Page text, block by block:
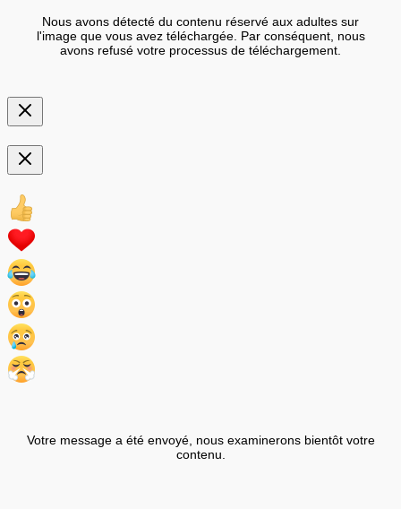
Nous avons détecté du contenu réservé aux adultes sur
l'image que vous avez téléchargée. Par conséquent, nous
avons refusé votre processus de téléchargement.
Votre message a été envoyé, nous examinerons bientôt votre
contenu.